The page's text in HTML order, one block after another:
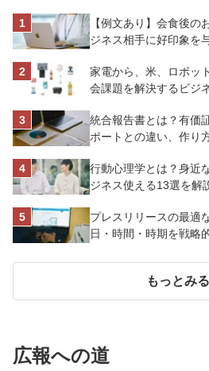
【例文あり】会食後の
ジネス相手に好印象を
家電から、米、ロボッ
会課題を解決するビジ
統合報告書とは？有価
ポートとの違い、作り
行動心理学とは？身近
ジネス使える13選を解
プレスリリースの最適
日・時間・時期を戦略
もっとみる
広報への道